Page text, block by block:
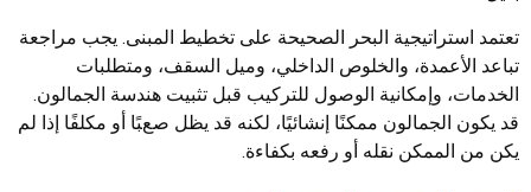
تعتمد استراتيجية البحر الصحيحة على تخطيط المبنى. يجب مراجعة
تباعد الأعمدة، والخلوص الداخلي، وميل السقف، ومتطلبات
الخدمات، وإمكانية الوصول للتركيب قبل تثبيت هندسة الجمالون.
قد يكون الجمالون ممكنًا إنشائيًا، لكنه قد يظل صعبًا أو مكلفًا إذا لم
يكن من الممكن نقله أو رفعه بكفاءة.